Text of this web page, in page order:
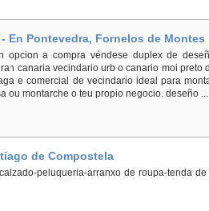
En Pontevedra, Fornelos de Montes
opcion a compra véndese duplex de
canaria vecindario urb o canario moi preto
e comercial de vecindario ideal para
ou montarche o teu propio negocio. deseño ...
de Compostela
peluqueria-arranxo de roupa-tenda de